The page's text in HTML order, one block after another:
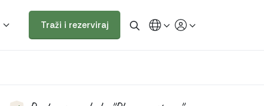
Traži i rezerviraj